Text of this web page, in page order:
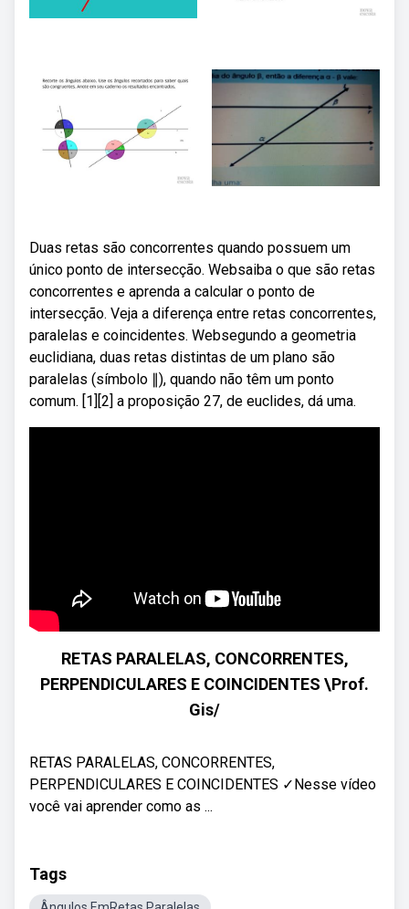
Duas retas são concorrentes quando possuem um
único ponto de intersecção. Websaiba o que são retas
concorrentes e aprenda a calcular o ponto de
intersecção. Veja a diferença entre retas concorrentes,
paralelas e coincidentes. Websegundo a geometria
euclidiana, duas retas distintas de um plano são
paralelas (símbolo ∥), quando não têm um ponto
comum. [1][2] a proposição 27, de euclides, dá uma.
RETAS PARALELAS, CONCORRENTES,
PERPENDICULARES E COINCIDENTES \Prof.
Gis/
RETAS PARALELAS, CONCORRENTES,
PERPENDICULARES E COINCIDENTES ✓Nesse vídeo
você vai aprender como as ...
Tags